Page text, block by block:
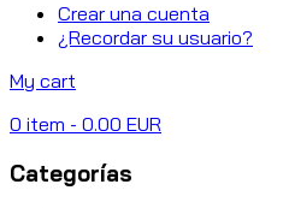
Crear una cuenta
¿Recordar su usuario?
My cart
0 item - 0.00 EUR
Categorías